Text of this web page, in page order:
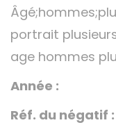
portrait
age hommes
Année :
Réf. du négatif :